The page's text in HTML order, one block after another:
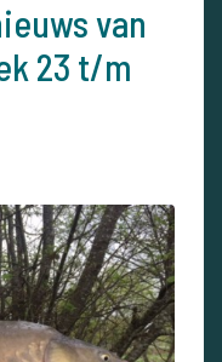
van
23 t/m